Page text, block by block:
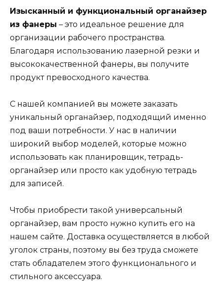
Изысканный и функциональный органайзер
из фанеры – это идеальное решение для
организации рабочего пространства.
Благодаря использованию лазерной резки и
высококачественной фанеры, вы получите
продукт превосходного качества.
С нашей компанией вы можете заказать
уникальный органайзер, подходящий именно
под ваши потребности. У нас в наличии
широкий выбор моделей, которые можно
использовать как планировщик, тетрадь-
органайзер или просто как удобную тетрадь
для записей.
Чтобы приобрести такой универсальный
органайзер, вам просто нужно купить его на
нашем сайте. Доставка осуществляется в любой
уголок страны, поэтому вы без труда сможете
стать обладателем этого функционального и
стильного аксессуара.